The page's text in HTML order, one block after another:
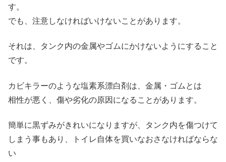
す。
でも、注意しなければいけないことがあります。
それは、タンク内の金属やゴムにかけないようにすること
です。
カビキラーのような塩素系漂白剤は、金属・ゴムとは
相性が悪く、傷や劣化の原因になることがあります。
簡単に黒ずみがきれいになりますが、タンク内を傷つけて
しまう事もあり、トイレ自体を買いなおさなければならな
い